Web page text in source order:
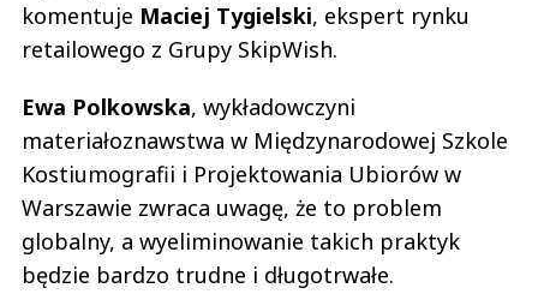
komentuje Maciej Tygielski, ekspert rynku
retailowego z Grupy SkipWish.
Ewa Polkowska, wykładowczyni
materiałoznawstwa w Międzynarodowej Szkole
Kostiumografii i Projektowania Ubiorów w
Warszawie zwraca uwagę, że to problem
globalny, a wyeliminowanie takich praktyk
będzie bardzo trudne i długotrwałe.